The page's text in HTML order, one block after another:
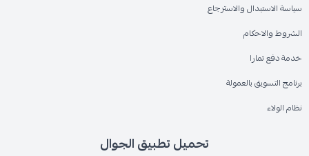
سياسة الاستبدال والاسترجاع
الشروط والاحكام
خدمة دفع تمارا
برنامج التسويق بالعمولة
نظام الولاء
تحميل تطبيق الجوال